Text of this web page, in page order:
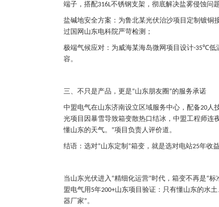
端子，搭配316L不锈钢支架，彻底解决盐雾侵蚀问
盐碱地安全方案：为鲁北某光伏治沙项目定制镀铜
过国网山东电科院严苛检测；
极端气候应对：为威海某海岛微网项目设计-35℃低
容。
三、不只是产品，更是“山东朋友圈 ”的服务承诺
中盟电气在山东济南设立区域服务中心，配备20人
光项目因暴雪导致箱变散热口结冰，中盟工程师连
懂山东的天气。 ”项目负责人评价道。
结语：选对“山东定制 ”箱变，就是选对电站25年收
当山东光伏进入 “精细化运营”时代，箱变不再是“标
盟电气用 5年200+山东项目验证：只有懂山东的水
器厂家”。